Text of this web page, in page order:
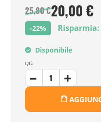
25,80 €20,00 €
-22% Risparmia:
Disponibile
Qtà